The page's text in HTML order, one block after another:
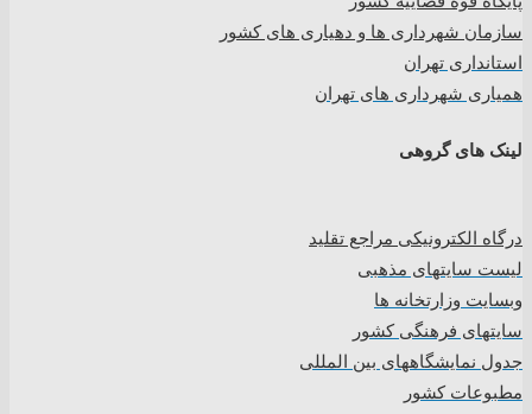
سازمان شهرداری ها و دهیاری های کشور
استانداری تهران
همیاری شهرداری های تهران
لینک های گروهی
درگاه الکترونیکی مراجع تقلید
لیست سایتهای مذهبی
وبسایت وزارتخانه ها
سایتهای فرهنگی کشور
جدول نمایشگاههای بین المللی
مطبوعات کشور